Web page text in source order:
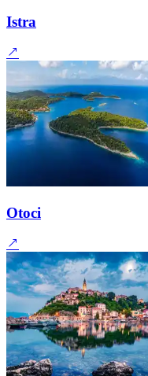
Istra
Otoci